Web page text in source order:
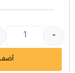
-
أضف